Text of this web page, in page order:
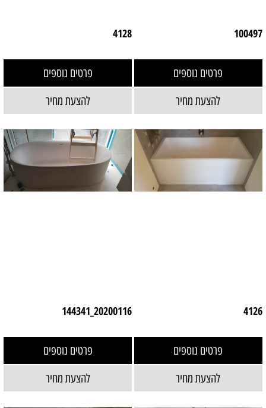
100497
פרטים נוספים
להצעת מחיר
4128
פרטים נוספים
להצעת מחיר
4126
פרטים נוספים
להצעת מחיר
20200116_144341
פרטים נוספים
להצעת מחיר